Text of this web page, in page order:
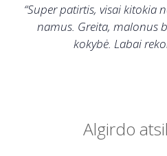
Algirdo
“Super patirtis, visai kitokia
namus. Greita, malonus
kokybė. Labai